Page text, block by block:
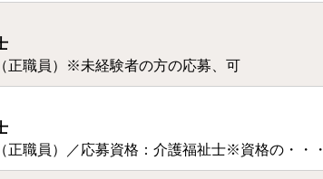
正職員）※未経験者の方の応募、可
正職員）／応募資格：介護福祉士※資格の・・・